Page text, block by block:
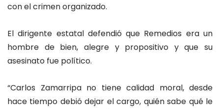
con el crimen organizado.
El dirigente estatal defendió que Remedios era un
hombre de bien, alegre y propositivo y que su
asesinato fue político.
“Carlos Zamarripa no tiene calidad moral, desde
hace tiempo debió dejar el cargo, quién sabe qué le